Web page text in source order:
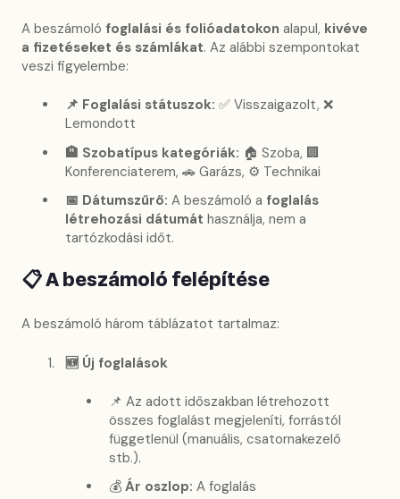
A beszámoló foglalási és folióadatokon alapul, kivéve
a fizetéseket és számlákat. Az alábbi szempontokat
veszi figyelembe:
📌 Foglalási státuszok: ✅ Visszaigazolt, ❌
Lemondott
🏨 Szobatípus kategóriák: 🏠 Szoba, 🏢
Konferenciaterem, 🚗 Garázs, ⚙️ Technikai
📅 Dátumszűrő: A beszámoló a foglalás
létrehozási dátumát használja, nem a
tartózkodási időt.
📋 A beszámoló felépítése
A beszámoló három táblázatot tartalmaz:
🆕 Új foglalások
📌 Az adott időszakban létrehozott
összes foglalást megjeleníti, forrástól
függetlenül (manuális, csatornakezelő
stb.).
💰 Ár oszlop: A foglalás